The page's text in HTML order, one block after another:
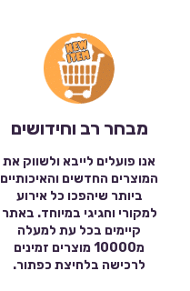
מבחר רב וחידושים
אנו פועלים לייבא ולשווק את
המוצרים החדשים והאיכותיים
ביותר שיהפכו כל אירוע
למקורי וחגיגי במיוחד. באתר
קיימים בכל עת למעלה
מ10000 מוצרים זמינים
לרכישה בלחיצת כפתור.